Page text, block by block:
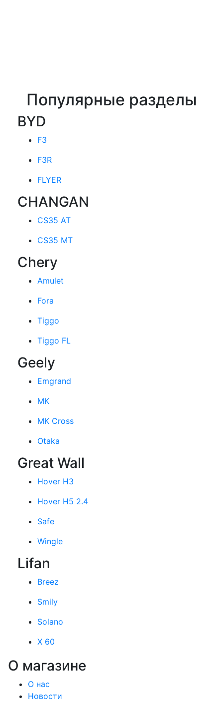
Популярные разделы
BYD
F3
F3R
FLYER
CHANGAN
CS35 AT
CS35 MT
Chery
Amulet
Fora
Tiggo
Tiggo FL
Geely
Emgrand
MK
MK Cross
Otaka
Great Wall
Hover H3
Hover H5 2.4
Safe
Wingle
Lifan
Breez
Smily
Solano
X 60
О магазине
О нас
Новости